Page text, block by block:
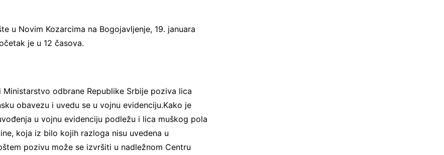
u Novim Kozarcima na Bogojavljenje, 19. januara
je u 12 časova.
odbrane Republike Srbije poziva lica
obavezu i uvedu se u vojnu evidenciju.Kako je
u vojnu evidenciju podležu i lica muškog pola
koja iz bilo kojih razloga nisu uvedena u
pozivu može se izvršiti u nadležnom Centru